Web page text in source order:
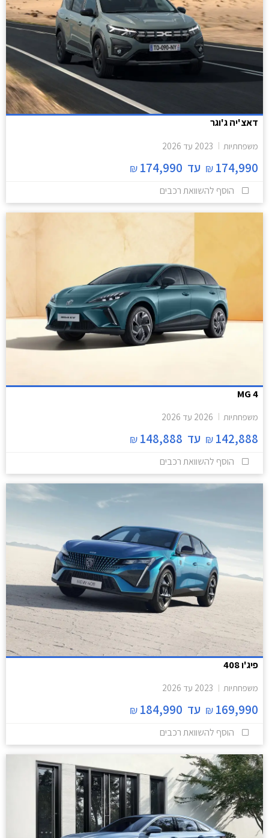
דאצ'יה ג'וגר
משפחתיות 2023 עד 2026
174,990
₪ עד 174,990
₪
הוסף להשוואת רכבים
MG 4
משפחתיות 2026 עד 2026
142,888
₪ עד 148,888
₪
הוסף להשוואת רכבים
פיג'ו 408
משפחתיות 2023 עד 2026
169,990
₪ עד 184,990
₪
הוסף להשוואת רכבים